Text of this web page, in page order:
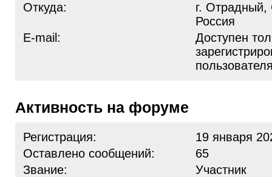
Откуда:
г. Отрадный,
Россия
E-mail:
Доступен
Активность на форуме
Регистрация:
19 января
Оставлено сообщений:
65
Звание:
Участник